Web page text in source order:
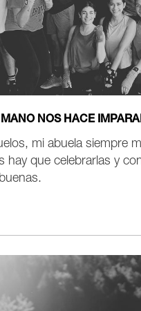
NOS HACE
mi abuela siempre
hay que celebrarlas y